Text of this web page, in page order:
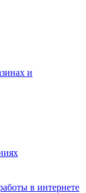
и
в интернете